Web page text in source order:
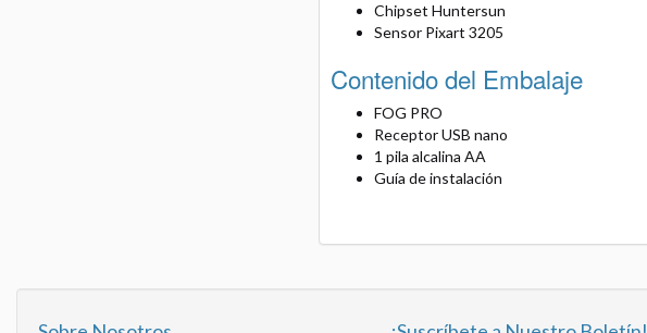
Chipset Huntersun
Sensor Pixart 3205
Contenido del Embalaje
FOG PRO
Receptor USB nano
1 pila alcalina AA
Guía de instalación